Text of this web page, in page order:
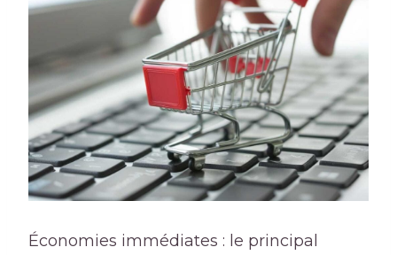
Économies immédiates : le principal